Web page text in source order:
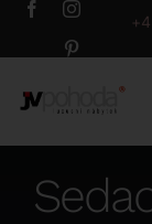
Přeskočit